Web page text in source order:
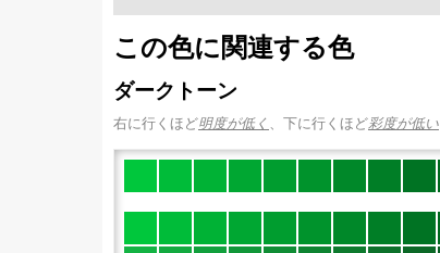
この色に関連する色
ダークトーン
右に行くほど明度が低く 、下に行くほど彩度が低い